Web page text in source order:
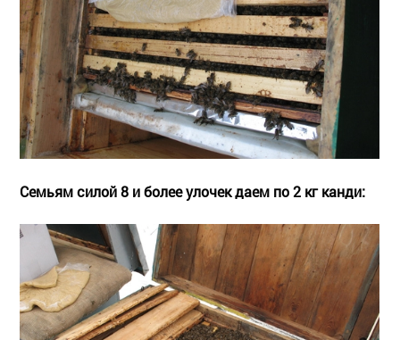
Семьям силой 8 и более улочек даем по 2 кг канди: